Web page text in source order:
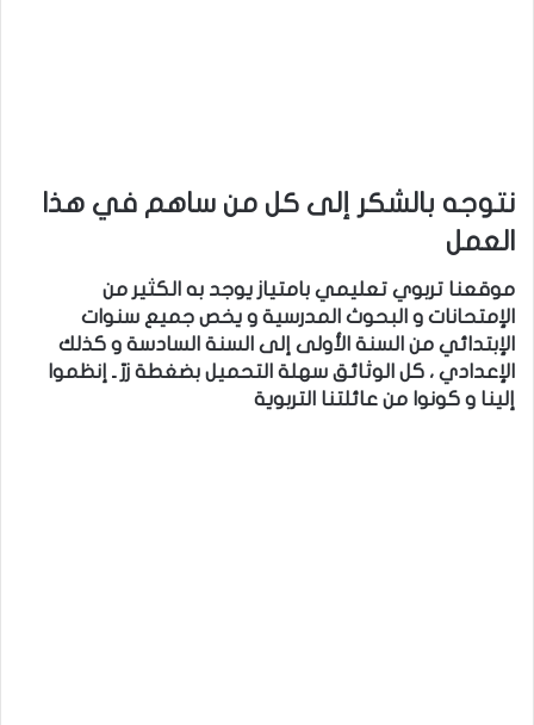
نتوجه بالشكر إلى كل من ساهم في هذا
العمل
موقعنا تربوي تعليمي بامتياز يوجد به الكثير من
الإمتحانات و البحوث المدرسية و يخص جميع سنوات
الإبتدائي من السنة الأولى إلى السنة السادسة و كذلك
الإعدادي ، كل الوثائق سهلة التحميل بضغطة زرّ ـ إنظموا
إلينا و كونوا من عائلتنا التربوية